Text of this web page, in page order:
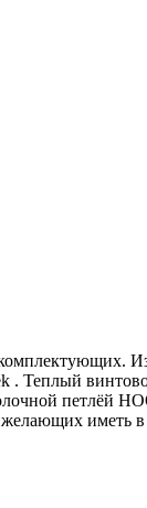
Теплый
петлёй
иметь в